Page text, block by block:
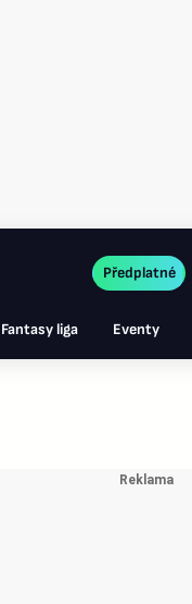
Fantasy liga Eventy
Předplatné